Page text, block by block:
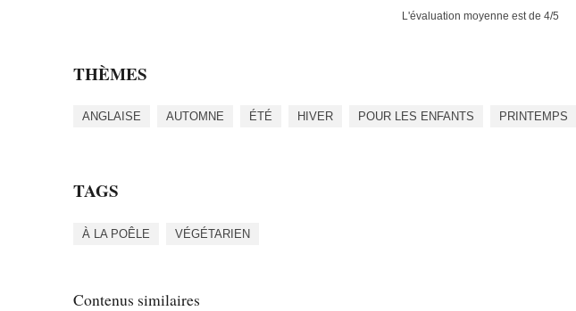
L'évaluation moyenne est de 4/5
THÈMES
ANGLAISE AUTOMNE ÉTÉ HIVER POUR LES ENFANTS PRINTEMPS
TAGS
À LA POÊLE VÉGÉTARIEN
Contenus similaires